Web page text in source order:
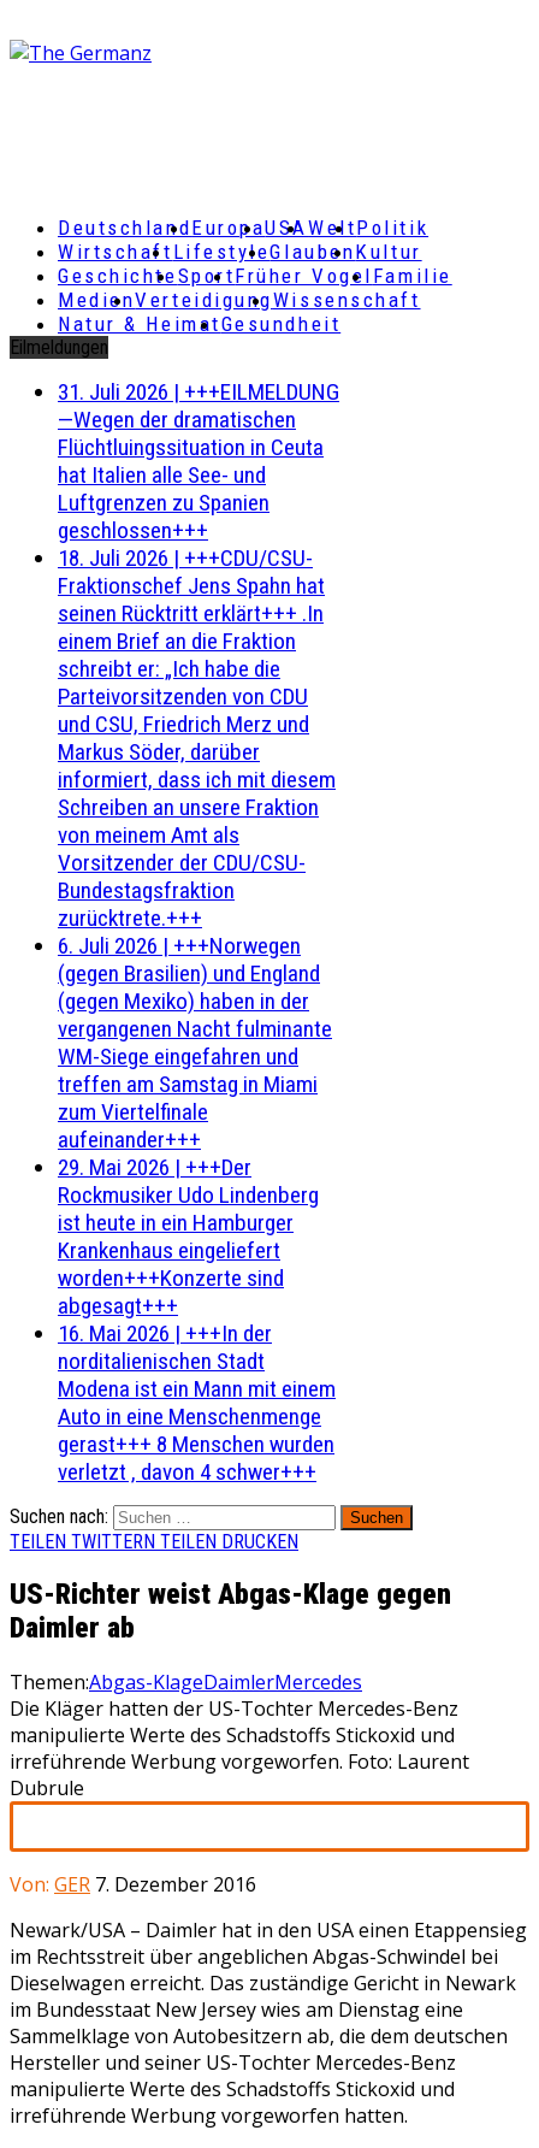
DeutschlandEuropaUSAWeltPolitik
Wirtschaft LifestyleGlaubenKultur
GeschichteSportFrüher Vogel Familie
MedienVerteidigungWissenschaft
Natur & HeimatGesundheit
Eilmeldungen
31. Juli 2026 | +++EILMELDUNG
—Wegen der dramatischen
Flüchtluingssituation in Ceuta
hat Italien alle See- und
Luftgrenzen zu Spanien
geschlossen+++
18. Juli 2026 | +++CDU/CSU-
Fraktionschef Jens Spahn hat
seinen Rücktritt erklärt+++ .In
einem Brief an die Fraktion
schreibt er: „Ich habe die
Parteivorsitzenden von CDU
und CSU, Friedrich Merz und
Markus Söder, darüber
informiert, dass ich mit diesem
Schreiben an unsere Fraktion
von meinem Amt als
Vorsitzender der CDU/CSU-
Bundestagsfraktion
zurücktrete.+++
6. Juli 2026 | +++Norwegen
(gegen Brasilien) und England
(gegen Mexiko) haben in der
vergangenen Nacht fulminante
WM-Siege eingefahren und
treffen am Samstag in Miami
zum Viertelfinale
aufeinander+++
29. Mai 2026 | +++Der
Rockmusiker Udo Lindenberg
ist heute in ein Hamburger
Krankenhaus eingeliefert
worden+++Konzerte sind
abgesagt+++
16. Mai 2026 | +++In der
norditalienischen Stadt
Modena ist ein Mann mit einem
Auto in eine Menschenmenge
gerast+++ 8 Menschen wurden
verletzt , davon 4 schwer+++
Suchen nach:
TEILEN TWITTERN TEILEN DRUCKEN
US-Richter weist Abgas-Klage gegen
Daimler ab
Themen:Abgas-KlageDaimlerMercedes
Die Kläger hatten der US-Tochter Mercedes-Benz
manipulierte Werte des Schadstoffs Stickoxid und
irreführende Werbung vorgeworfen. Foto: Laurent
Dubrule
Von: GER 7. Dezember 2016
Newark/USA – Daimler hat in den USA einen Etappensieg
im Rechtsstreit über angeblichen Abgas-Schwindel bei
Dieselwagen erreicht. Das zuständige Gericht in Newark
im Bundesstaat New Jersey wies am Dienstag eine
Sammelklage von Autobesitzern ab, die dem deutschen
Hersteller und seiner US-Tochter Mercedes-Benz
manipulierte Werte des Schadstoffs Stickoxid und
irreführende Werbung vorgeworfen hatten.